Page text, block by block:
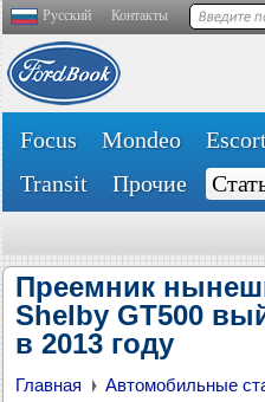
Русский Контакты
Focus Mondeo
Transit
Прочие
Преемник
Shelby GT500
в 2013 году
Главная
Автомобильные